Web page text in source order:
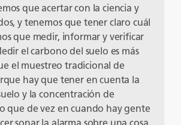
que acertar con la ciencia y
y tenemos que tener claro cuál
que medir, informar y verificar
el carbono del suelo es más
el muestreo tradicional de
hay que tener en cuenta la
y la concentración de
que de vez en cuando hay gente